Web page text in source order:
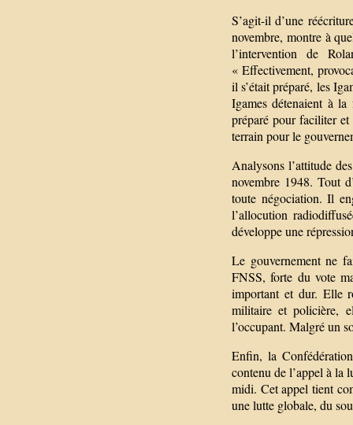
S’agit-il d’une
novembre, montre à
l’intervention de
« Effectivement,
il s’était préparé, les
Igames détenaient à
préparé pour faciliter
terrain pour le
Analysons l’attitude
novembre 1948. Tout
toute négociation. Il
l’allocution
développe une
Le gouvernement ne
FNSS, forte du vote
important et dur. Elle
militaire et policière,
l’occupant. Malgré un
Enfin, la
contenu de l’appel à la
midi. Cet appel tient
une lutte globale, du